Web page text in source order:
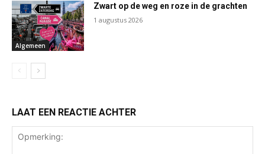
Algemeen
Zwart op de weg en roze in de grachten
1 augustus 2026
LAAT EEN REACTIE ACHTER